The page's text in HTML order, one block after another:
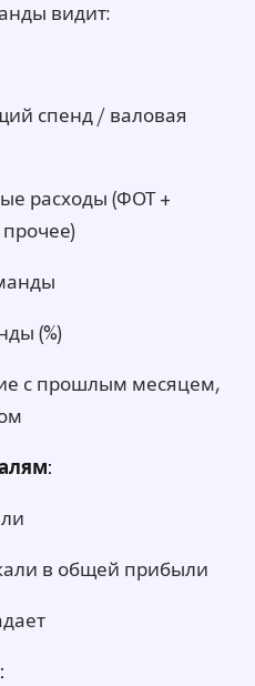
видит:
спенд / валовая
расходы (ФОТ +
(%)
с прошлым месяцем,
в общей прибыли